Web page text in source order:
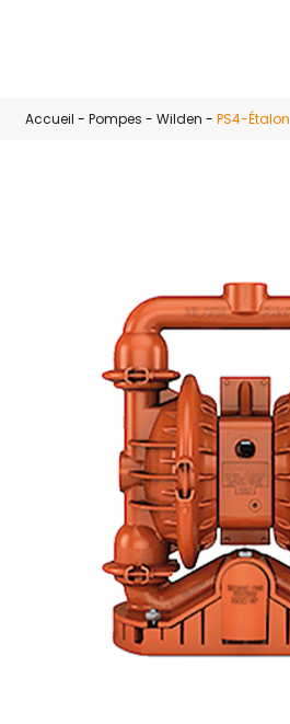
Skip to main content
Accueil -Pompes -Wilden -PS4-Étalon